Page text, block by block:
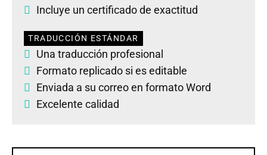
Incluye un certificado de exactitud
TRADUCCIÓN ESTÁNDAR
Una traducción profesional
Formato replicado si es editable
Enviada a su correo en formato Word
Excelente calidad